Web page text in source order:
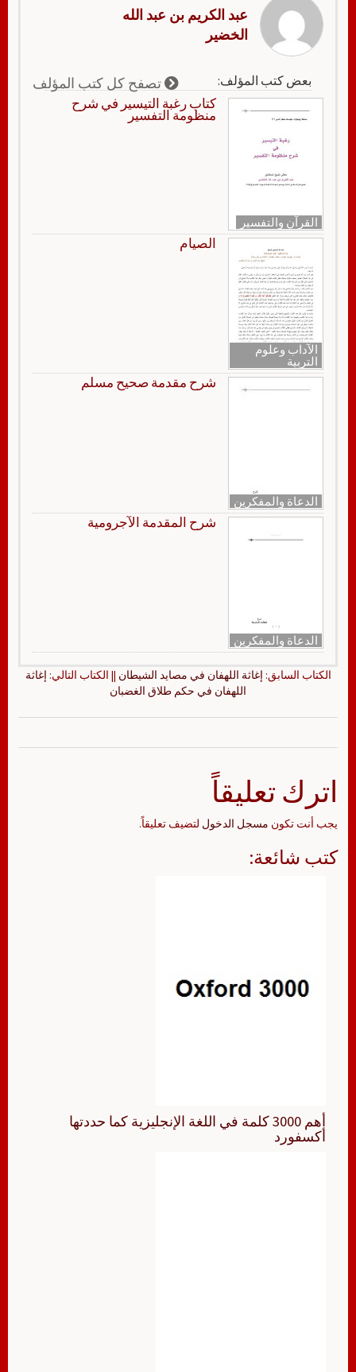
عبد الكريم بن عبد الله
الخضير
بعض كتب المؤلف: تصفح كل كتب المؤلف
القرآن والتفسير
كتاب رغبة التيسير في شرح
منظومة التفسير
الآداب وعلوم
التربية
الصيام
الدعاة والمفكرين
شرح مقدمة صحيح مسلم
الدعاة والمفكرين
شرح المقدمة الآجرومية
الكتاب السابق: إغاثة اللهفان في مصايد الشيطان || الكتاب التالي: إغاثة
اللهفان في حكم طلاق الغضبان
اترك تعليقاً
يجب أنت تكون مسجل الدخول لتضيف تعليقاً.
كتب شائعة:
أهم 3000 كلمة في اللغة الإنجليزية كما حددتها
أكسفورد